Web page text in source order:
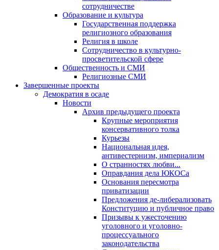
сотрудничестве
Образование и культура
Государственная поддержка
религиозного образования
Религия в школе
Сотрудничество в культурно-
просветительской сфере
Общественность и СМИ
Религиозные СМИ
Завершенные проекты
Демократия в осаде
Новости
Архив предыдущего проекта
Крупные мероприятия
консервативного толка
Курьезы
Национальная идея,
антивестернизм, империализм
О странностях любви...
Оправдания дела ЮКОСа
Основания пересмотра
приватизации
Предложения де-либерализовать
Конституцию и публичное право
Призывы к ужесточению
уголовного и уголовно-
процессуального
законодательства